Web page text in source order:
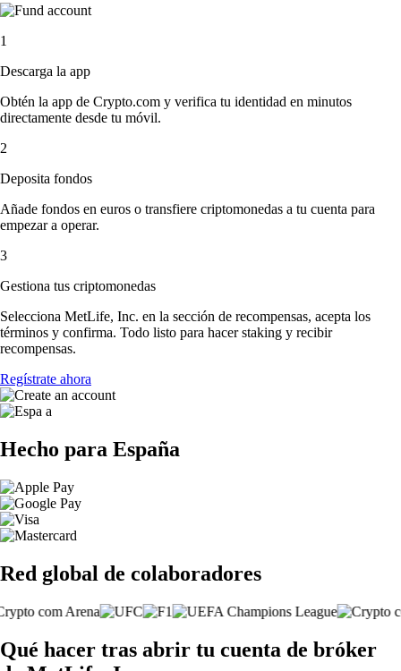
1
Descarga la app
Obtén la app de Crypto.com y verifica tu identidad en minutos
directamente desde tu móvil.
2
Deposita fondos
Añade fondos en euros o transfiere criptomonedas a tu cuenta para
empezar a operar.
3
Gestiona tus criptomonedas
Selecciona MetLife, Inc. en la sección de recompensas, acepta los
términos y confirma. Todo listo para hacer staking y recibir
recompensas.
Regístrate ahora
Hecho para España
Red global de colaboradores
Qué hacer tras abrir tu cuenta de bróker